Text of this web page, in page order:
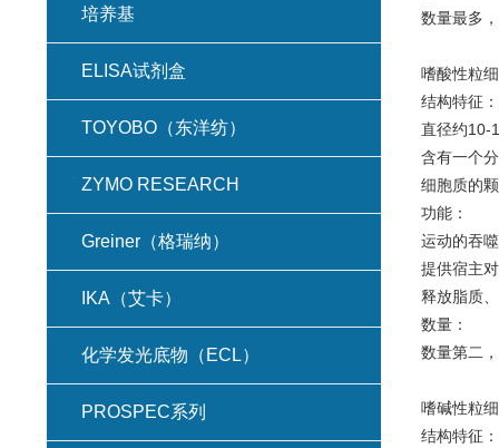
数量最
嗜酸性粒
结构特征：
直径约10-
含有一个
细胞质的
功能：
运动的吞
提供宿主
释放脂质
数量：
数量第
嗜碱性粒
结构特征：
培养基
ELISA试剂盒
TOYOBO（东洋纺）
ZYMO RESEARCH
Greiner（格瑞纳）
IKA（艾卡）
化学发光底物（ECL）
PROSPEC系列